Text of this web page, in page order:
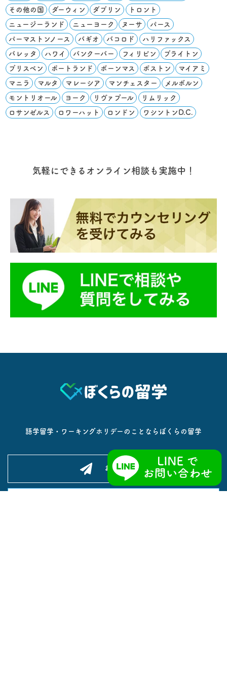
その他の国 ダーウィン ダブリン トロント
ニュージーランド ニューヨーク ヌーサ パース
パーマストンノース バギオ バコロド ハリファックス
バレッタ ハワイ バンクーバー フィリピン ブライトン
ブリスベン ポートランド ボーンマス ボストン マイアミ
マニラ マルタ マレーシア マンチェスター メルボルン
モントリオール ヨーク リヴァプール リムリック
ロサンゼルス ロワーハット ロンドン ワシントンD.C.
気軽にできるオンライン相談も実施中！
語学留学・ワーキングホリデーのことならぼくらの留学
お問い合わせ